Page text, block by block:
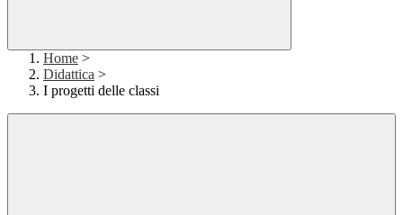
Home >
Didattica >
I progetti delle classi